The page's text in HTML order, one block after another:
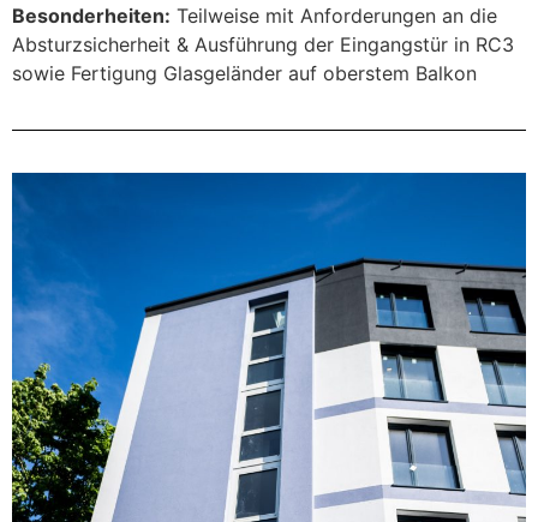
Besonderheiten: Teilweise mit Anforderungen an die
Absturzsicherheit & Ausführung der Eingangstür in RC3
sowie Fertigung Glasgeländer auf oberstem Balkon